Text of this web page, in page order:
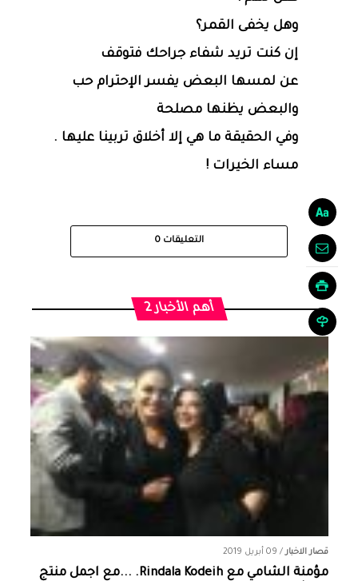
وهل يخفى القمر؟
‏إن كنت تريد شفاء جراحك فتوقف
عن لمسها البعض يفسر الإحترام حب
والبعض يظنها مصلحة
وفي الحقيقة ما هي إلا أخلاق تربينا عليها .
مساء الخيرات !
التعليقات 0
أهم الأخبار 2
قصار الاخبار/ 09 أبريل 2019
مؤمنة الشامي‏ مع ‏‎Rindala Kodeih‎‏. ...مع اجمل منتج